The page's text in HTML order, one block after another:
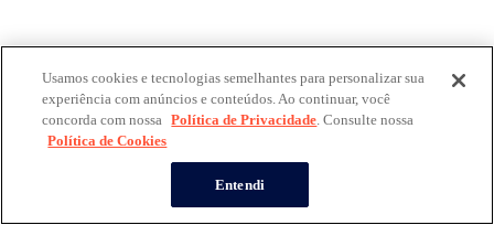
Usamos cookies e tecnologias semelhantes para personalizar sua
experiência com anúncios e conteúdos. Ao continuar, você
concorda com nossa Política de Privacidade. Consulte nossa
Política de Cookies
Entendi